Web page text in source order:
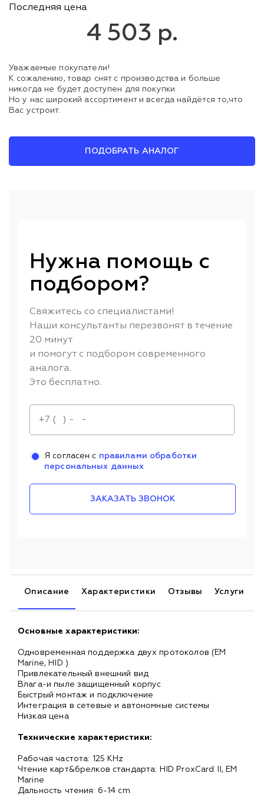
Последняя цена
4 503 р.
Уважаемые покупатели!
К сожалению, товар снят с производства и больше
никогда не будет доступен для покупки.
Но у нас широкий ассортимент и всегда найдётся то,что
Вас устроит.
ПОДОБРАТЬ АНАЛОГ
Нужна помощь с
подбором?
Свяжитесь со специалистами!
Наши консультанты перезвонят в течение
20 минут
и помогут с подбором современного
аналога.
Это бесплатно.
Я согласен с правилами обработки
персональных данных
ЗАКАЗАТЬ ЗВОНОК
Описание Характеристики Отзывы Услуги
Основные характеристики:
Одновременная поддержка двух протоколов (EM
Marine, HID )
Привлекательный внешний вид
Влага-и пыле защищенный корпус
Быстрый монтаж и подключение
Интеграция в сетевые и автономные системы
Низкая цена
Технические характеристики:
Рабочая частота: 125 KHz
Чтение карт&брелков стандарта: HID ProxCard II, EM
Marine
Дальность чтения: 6-14 cm